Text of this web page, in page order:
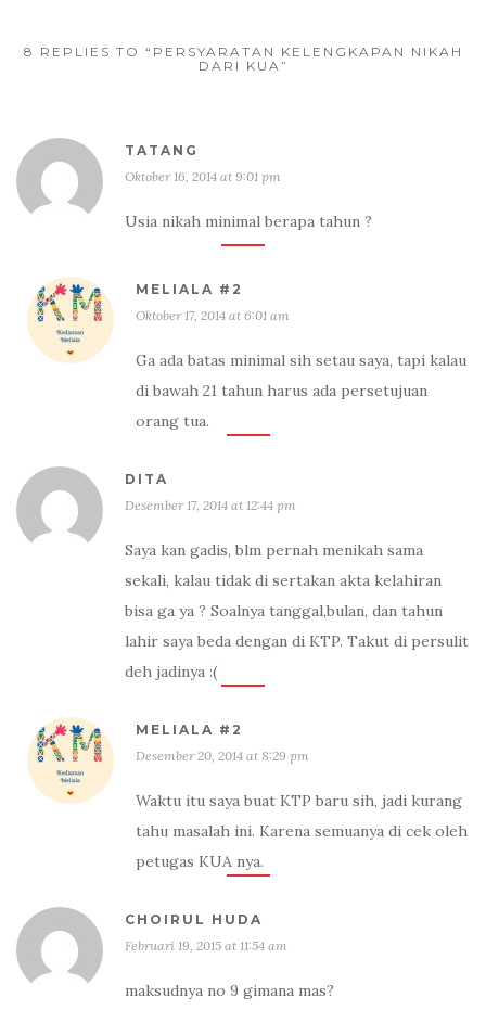
8 REPLIES TO “PERSYARATAN KELENGKAPAN NIKAH
DARI KUA”
TATANG
Oktober 16, 2014 at 9:01 pm
Usia nikah minimal berapa tahun ?
MELIALA #2
Oktober 17, 2014 at 6:01 am
Ga ada batas minimal sih setau saya, tapi kalau
di bawah 21 tahun harus ada persetujuan
orang tua.
DITA
Desember 17, 2014 at 12:44 pm
Saya kan gadis, blm pernah menikah sama
sekali, kalau tidak di sertakan akta kelahiran
bisa ga ya ? Soalnya tanggal,bulan, dan tahun
lahir saya beda dengan di KTP. Takut di persulit
deh jadinya :(
MELIALA #2
Desember 20, 2014 at 8:29 pm
Waktu itu saya buat KTP baru sih, jadi kurang
tahu masalah ini. Karena semuanya di cek oleh
petugas KUA nya.
CHOIRUL HUDA
Februari 19, 2015 at 11:54 am
maksudnya no 9 gimana mas?